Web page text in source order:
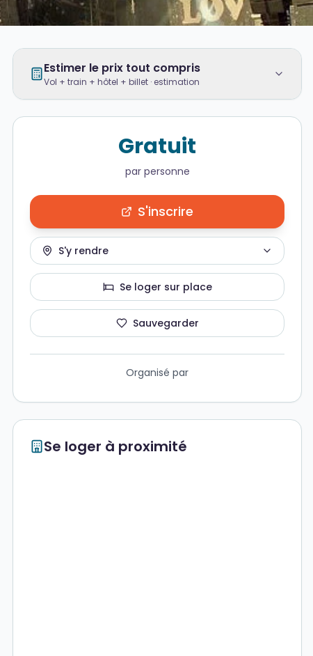
Estimer le prix tout compris
Vol + train + hôtel + billet · estimation
Gratuit
par personne
S'inscrire
S'y rendre
Se loger sur place
Sauvegarder
Organisé par
Se loger à proximité